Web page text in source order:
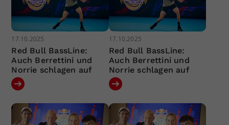
17.10.2025
Red Bull BassLine:
Auch Berrettini und
Norrie schlagen auf
17.10.2025
Red Bull BassLine:
Auch Berrettini und
Norrie schlagen auf